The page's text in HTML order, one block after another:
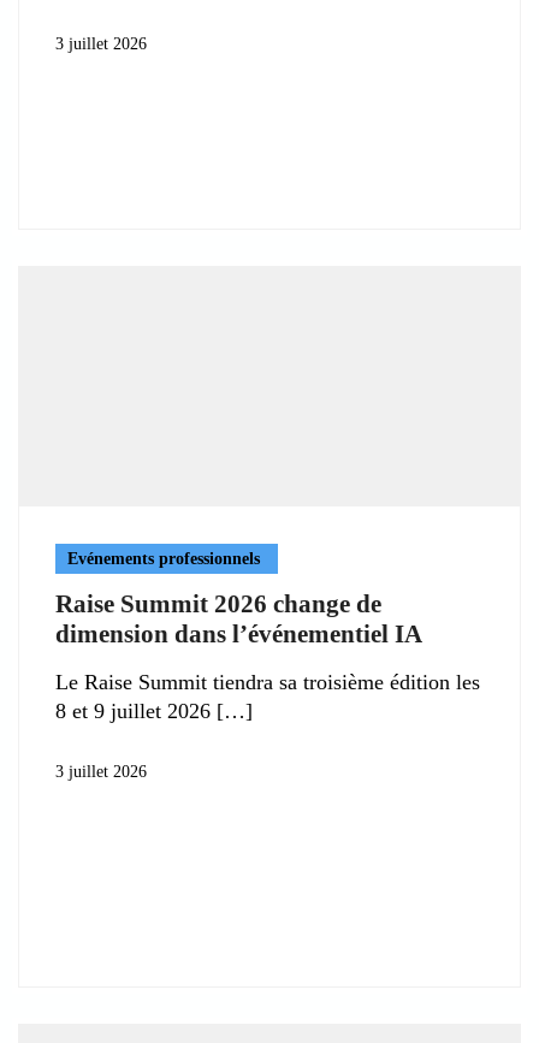
3 juillet 2026
Evénements professionnels
Raise Summit 2026 change de
dimension dans l’événementiel IA
Le Raise Summit tiendra sa troisième édition les
8 et 9 juillet 2026
3 juillet 2026